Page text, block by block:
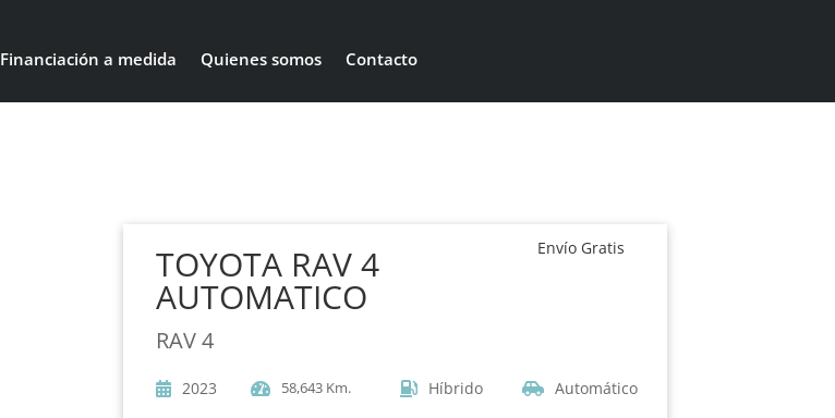
Financiación a medida Quienes somos Contacto
Envío Gratis
TOYOTA RAV 4
AUTOMATICO
RAV 4
2023 58,643 Km. Híbrido Automático